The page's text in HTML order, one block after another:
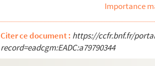
Importance
Citer ce document : https://ccfr.bnf.fr/
record=eadcgm:EADC:a79790344